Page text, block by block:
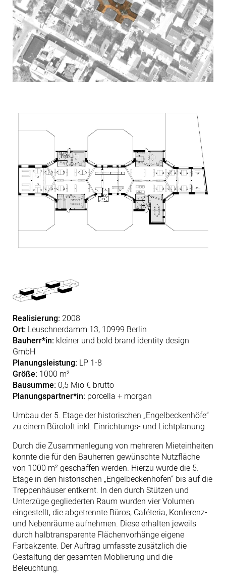
Realisierung: 2008
Ort: Leuschnerdamm 13, 10999 Berlin
Bauherr*in: kleiner und bold brand identity design
GmbH
Planungsleistung: LP 1-8
Größe: 1000 m²
Bausumme: 0,5 Mio € brutto
Planungspartner*in: porcella + morgan
Umbau der 5. Etage der historischen „Engelbeckenhöfe“
zu einem Büroloft inkl. Einrichtungs- und Lichtplanung
Durch die Zusammenlegung von mehreren Mieteinheiten
konnte die für den Bauherren gewünschte Nutzfläche
von 1000 m² geschaffen werden. Hierzu wurde die 5.
Etage in den historischen „Engelbeckenhöfen“ bis auf die
Treppenhäuser entkernt. In den durch Stützen und
Unterzüge gegliederten Raum wurden vier Volumen
eingestellt, die abgetrennte Büros, Caféteria, Konferenz-
und Nebenräume aufnehmen. Diese erhalten jeweils
durch halbtransparente Flächenvorhänge eigene
Farbakzente. Der Auftrag umfasste zusätzlich die
Gestaltung der gesamten Möblierung und die
Beleuchtung.